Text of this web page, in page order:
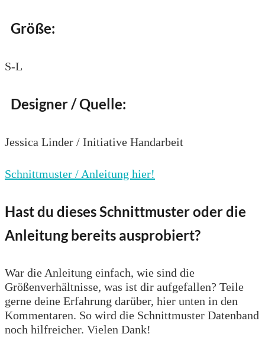
Größe:
S-L
Designer / Quelle:
Jessica Linder / Initiative Handarbeit
Schnittmuster / Anleitung hier!
Hast du dieses Schnittmuster oder die
Anleitung bereits ausprobiert?
War die Anleitung einfach, wie sind die
Größenverhältnisse, was ist dir aufgefallen? Teile
gerne deine Erfahrung darüber, hier unten in den
Kommentaren. So wird die Schnittmuster Datenband
noch hilfreicher. Vielen Dank!